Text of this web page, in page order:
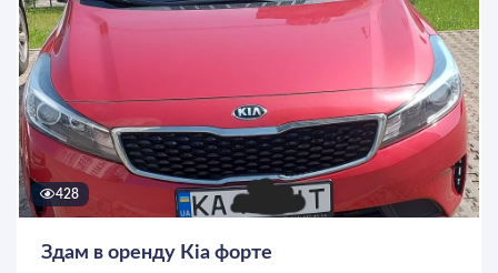
428
Здам в оренду Кіа форте